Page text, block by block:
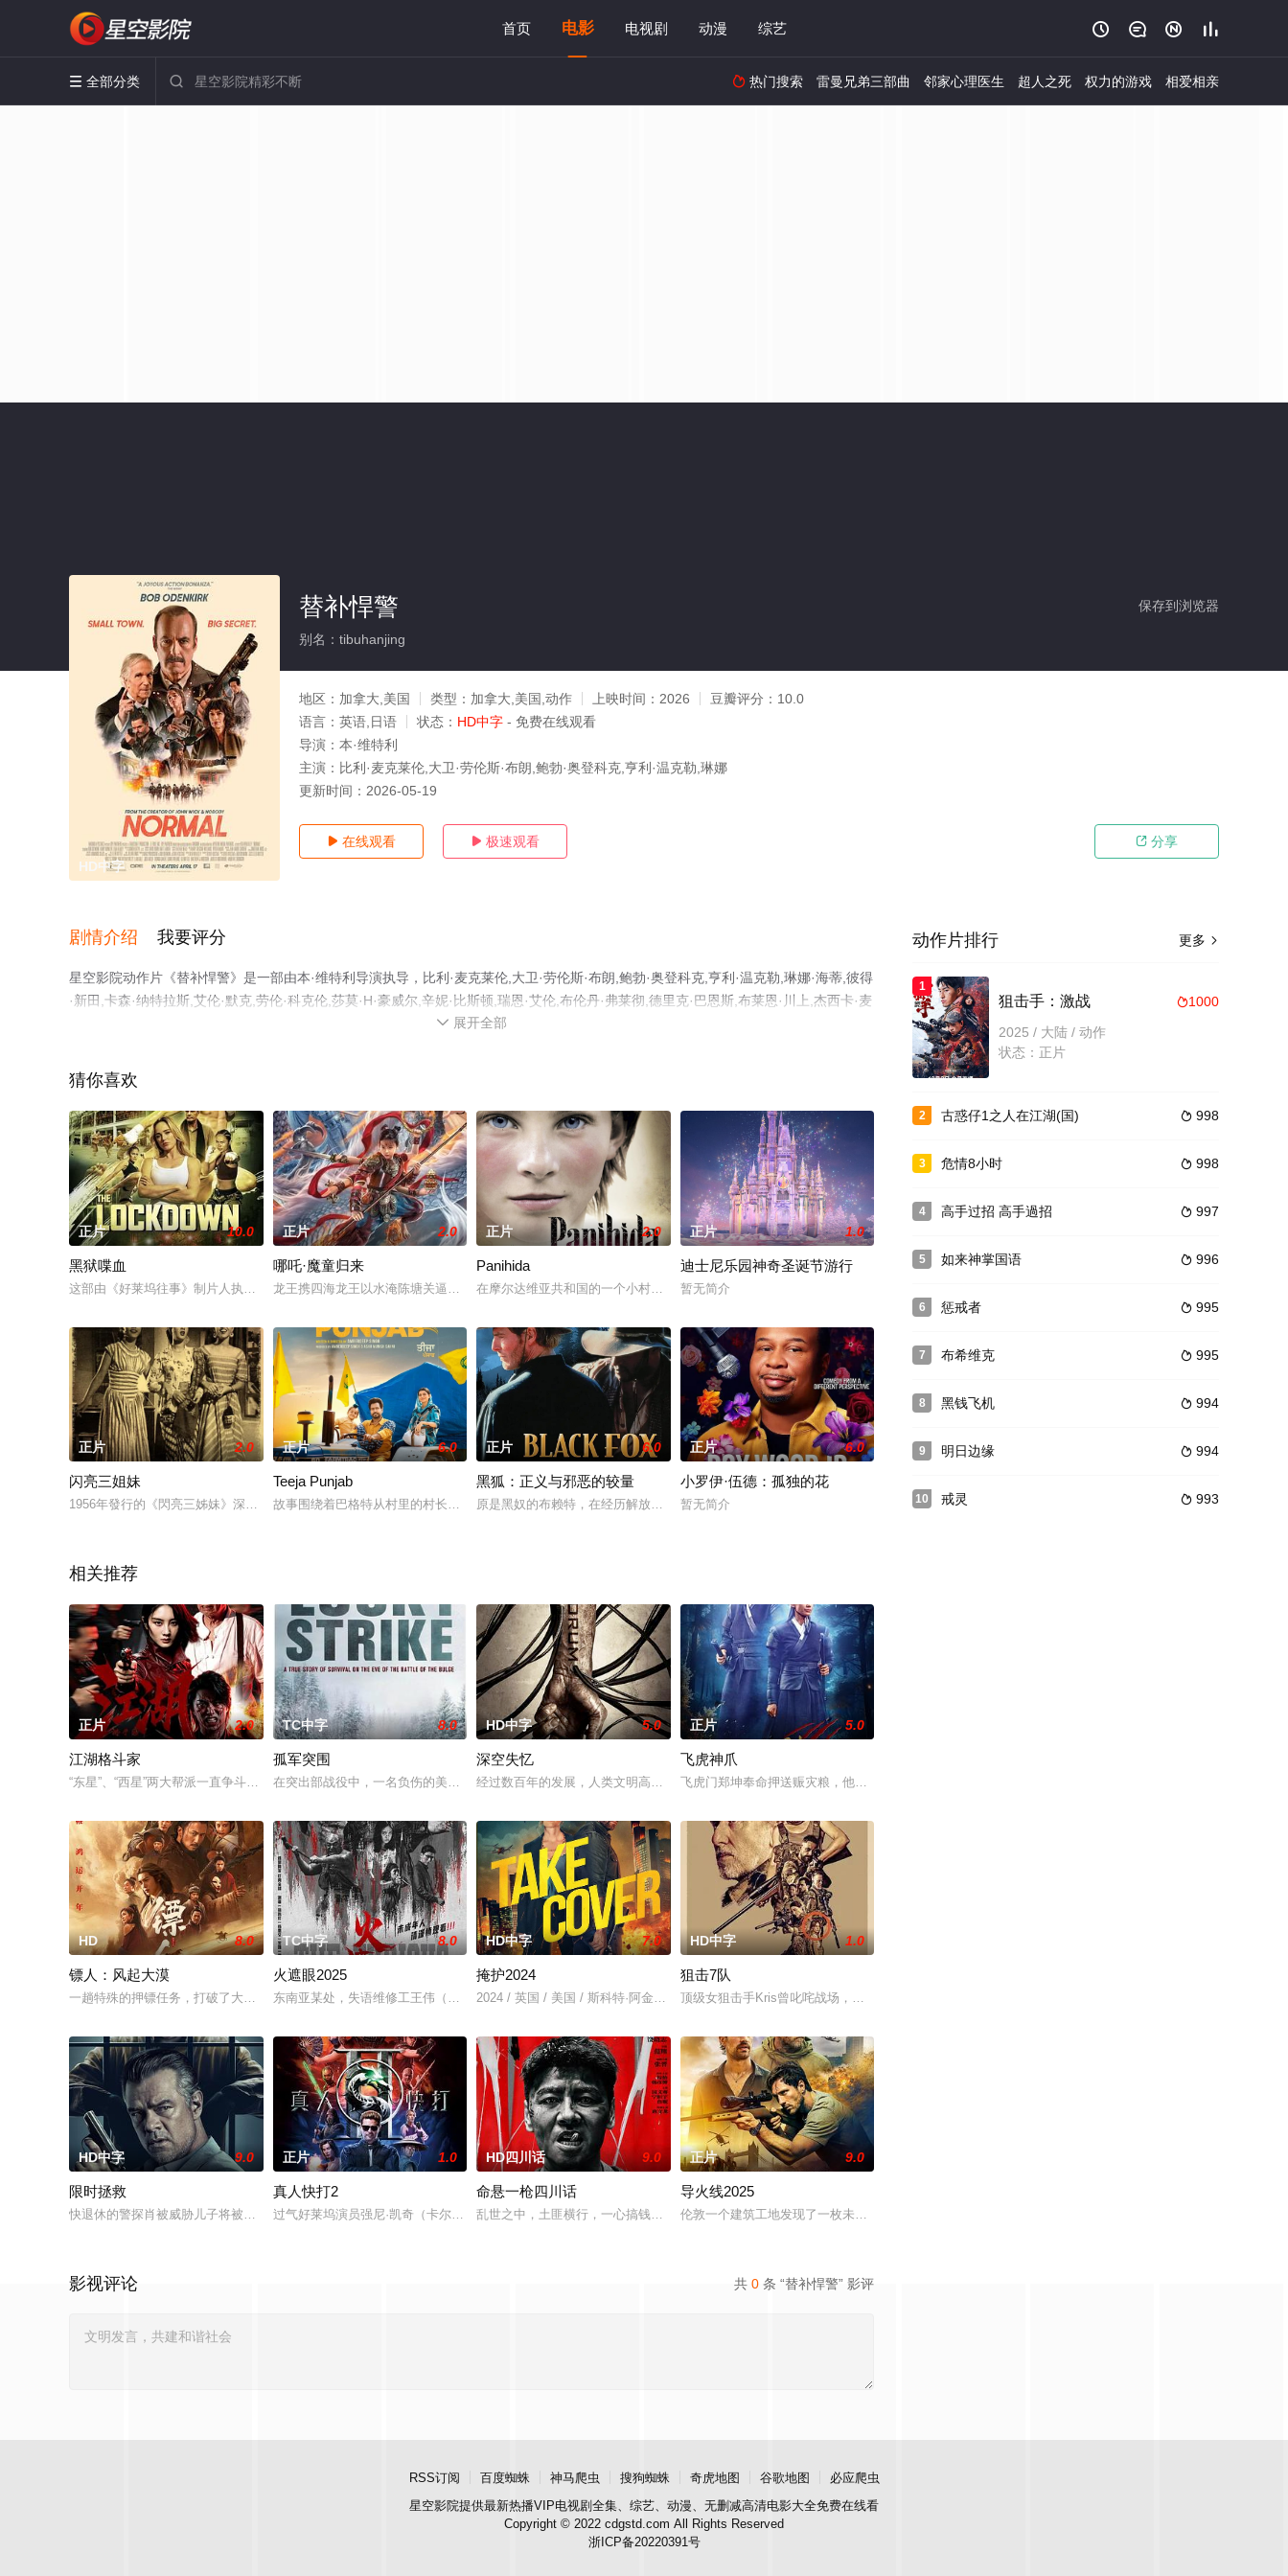
首页 电影 电视剧 动漫 综艺    
 全部分类   热门搜索 雷曼兄弟三部曲 邻家心理医生 超人之死 权力的游戏 相爱相亲
HD中字
保存到浏览器
替补悍警
别名：tibuhanjing
地区： 加拿大,美国 类型： 加拿大,美国,动作 上映时间： 2026 豆瓣评分： 10.0
语言： 英语,日语 状态： HD中字 - 免费在线观看
导演： 本·维特利
主演： 比利·麦克莱伦,大卫·劳伦斯·布朗,鲍勃·奥登科克,亨利·温克勒,琳娜
更新时间： 2026-05-19
 在线观看  极速观看  分享
剧情介绍 我要评分
星空影院动作片《替补悍警》是一部由本·维特利导演执导，比利·麦克莱伦,大卫·劳伦斯·布朗,鲍勃·奥登科克,亨利·温克勒,琳娜·海蒂,彼得
·新田,卡森·纳特拉斯,艾伦·默克,劳伦·科克伦,莎莫·H·豪威尔,辛妮·比斯顿,瑞恩·艾伦,布伦丹·弗莱彻,德里克·巴恩斯,布莱恩·川上,杰西卡·麦
克劳德,Dan·De·Jaeger,Reena·Jolly,辻将太,Takahiro·等演员精彩演绎的加拿大,美国电影，手机免费观看高清未删减完整版电影大全就上
 展开全部
猜你喜欢
正片 10.0
黑狱喋血
这部由《好莱坞往事》制片人执导的动作惊悚片由凯蒂·洛茨（DC 的《明日传奇》、《闪电侠》
正片 2.0
哪吒·魔童归来
龙王携四海龙王以水淹陈塘关逼李靖交出哪吒，哪吒自刎肉身消亡，太乙欲建庙助他重生。 燃灯道
正片 2.0
Panihida
在摩尔达维亚共和国的一个小村庄里，一位老妇人去世了，留下了儿子彼得和孙女阿尼索拉。按照他
正片 1.0
迪士尼乐园神奇圣诞节游行
暂无简介
正片 2.0
闪亮三姐妹
1956年發行的《閃亮三姊妹》深受當時印尼和馬來亞觀眾的歡迎。60年後，數位修復版正式面
正片 6.0
Teeja Punjab
故事围绕着巴格特从村里的村长手中夺回土地展开，村长非法占有了巴格特的土地。巴格特是个酒鬼
正片 6.0
黑狐：正义与邪恶的较量
原是黑奴的布赖特，在经历解放黑奴的南北战争后，与原任地主亚伦结为好友，两人同往西部大草原
正片 6.0
小罗伊·伍德：孤独的花
暂无简介
相关推荐
正片 2.0
江湖格斗家
“东星”、“西星”两大帮派一直争斗不止，文淑和静恬误入两大帮派，姐妹反目。两大帮派话事人
TC中字 8.0
孤军突围
在突出部战役中，一名负伤的美军士兵被困在饱受战火摧残的比利时敌后，他凭借机智、训练和一台
HD中字 5.0
深空失忆
经过数百年的发展，人类文明高度进化，他们逐渐将触角伸向宇宙深处。然而，随着人口激增，有限
正片 5.0
飞虎神爪
飞虎门郑坤奉命押送赈灾粮，他押送回来的赈灾粮全是沙石，郑坤锒铛入狱，几经周折，郑坤查出调
HD 8.0
镖人：风起大漠
一趟特殊的押镖任务，打破了大漠的平静，各方入局，甚至搅动了天下风云…… 大漠镖客刀马受恩
TC中字 8.0
火遮眼2025
东南亚某处，失语维修工王伟（谢苗 饰）因女儿雨晴（杨恩又 饰）失踪觉醒猎杀本能。他联手寻
HD中字 7.0
掩护2024
2024 / 英国 / 美国 / 斯科特·阿金斯,杰克·帕尔,爱丽丝·伊芙,曼德琳娜·贝拉柳·伦,阿尔芭·德·托雷布鲁纳,
HD中字 1.0
狙击7队
顶级女狙击手Kris曾叱咤战场，如今隐姓埋名，在澳洲偏远的农场独自抚养女儿Anja。她本
HD中字 9.0
限时拯救
快退休的警探肖被威胁儿子将被连环杀手活埋。他必须按照匪徒的要求快速解决三起谋杀案，才能得
正片 1.0
真人快打2
过气好莱坞演员强尼·凯奇（卡尔·厄本 饰）被意外选中，加入一场决定地球命运的真人快打。吉
HD四川话 9.0
命悬一枪四川话
乱世之中，土匪横行，一心搞钱的痞匪彭一男（张晋饰）与兄弟雷五（国义骞 饰）、麻明（宁桓宇
正片 9.0
导火线2025
伦敦一个建筑工地发现了一枚未爆炸的二战时期炸弹，当拆弹专家前来处理时，引发了大规模疏散，
共 0 条 “替补悍警” 影评
影视评论
更多 
动作片排行
1
1000
狙击手：激战
2025 / 大陆 / 动作
状态：正片
2  998
古惑仔1之人在江湖(国)
3  998
危情8小时
4  997
高手过招 高手過招
5  996
如来神掌国语
6  995
惩戒者
7  995
布希维克
8  994
黑钱飞机
9  994
明日边缘
10  993
戒灵
RSS订阅 百度蜘蛛 神马爬虫 搜狗蜘蛛 奇虎地图 谷歌地图
必应爬虫
星空影院提供最新热播VIP电视剧全集、综艺、动漫、无删减高清电影大全免费在线看
Copyright © 2022 cdgstd.com All Rights Reserved
浙ICP备20220391号